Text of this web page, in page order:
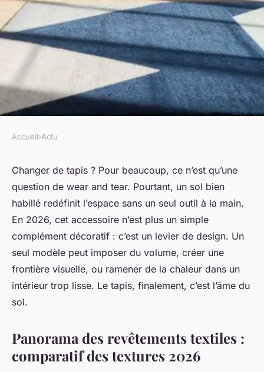
Découvrez 10 tapis modernes
pour rafraîchir votre décor
2026
Gordon•16/03/2026 10:36 •10 min de lecture
Accueil›Actu
Changer de tapis ? Pour beaucoup, ce n’est qu’une
question de wear and tear. Pourtant, un sol bien
habillé redéfinit l’espace sans un seul outil à la main.
En 2026, cet accessoire n’est plus un simple
complément décoratif : c’est un levier de design. Un
seul modèle peut imposer du volume, créer une
frontière visuelle, ou ramener de la chaleur dans un
intérieur trop lisse. Le tapis, finalement, c’est l’âme du
sol.
Panorama des revêtements textiles :
comparatif des textures 2026